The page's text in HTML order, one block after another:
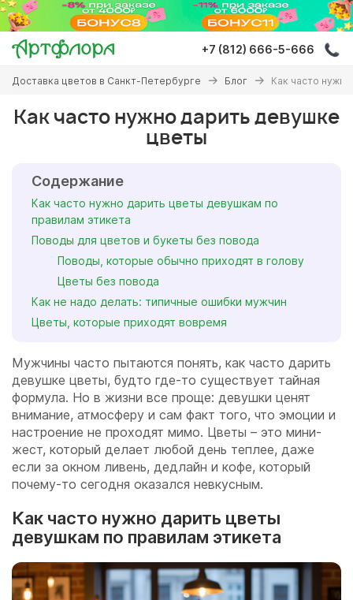
Перейти
основному
содержанию
+7 (812) 666-5-666
Вы
здесь
Доставка цветов в Санкт-Петербурге Блог Как часто
Как часто нужно дарить девушке
цветы
Содержание
Как часто нужно дарить цветы девушкам по
правилам этикета
Поводы для цветов и букеты без повода
Поводы, которые обычно приходят в голову
Цветы без повода
Как не надо делать: типичные ошибки мужчин
Цветы, которые приходят вовремя
Мужчины часто пытаются понять, как часто дарить
девушке цветы, будто где-то существует тайная
формула. Но в жизни все проще: девушки ценят
внимание, атмосферу и сам факт того, что эмоции и
настроение не проходят мимо. Цветы – это мини-
жест, который делает любой день теплее, даже
если за окном ливень, дедлайн и кофе, который
почему-то сегодня оказался невкусным.
Как часто нужно дарить цветы
девушкам по правилам этикета